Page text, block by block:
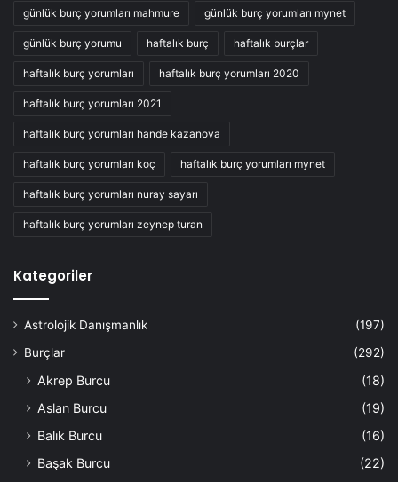
günlük burç yorumları mahmure günlük burç yorumları mynet
günlük burç yorumu haftalık burç haftalık burçlar
haftalık burç yorumları haftalık burç yorumları 2020
haftalık burç yorumları 2021
haftalık burç yorumları hande kazanova
haftalık burç yorumları koç haftalık burç yorumları mynet
haftalık burç yorumları nuray sayarı
haftalık burç yorumları zeynep turan
Kategoriler
Astrolojik Danışmanlık
(197)
Burçlar
(292)
Akrep Burcu
(18)
Aslan Burcu
(19)
Balık Burcu
(16)
Başak Burcu
(22)